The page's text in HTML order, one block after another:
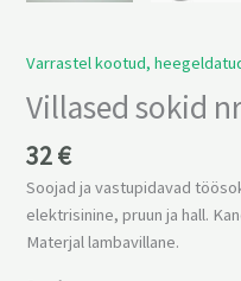
Varrastel kootud,
Villased sokid
32€
Soojad ja vastupidavad
elektrisinine, pruun ja hall.
Materjal lambavillane.